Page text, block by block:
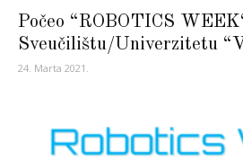
Počeo “ROBOTICS
Sveučilištu/Univerzitetu
24. Marta 2021.